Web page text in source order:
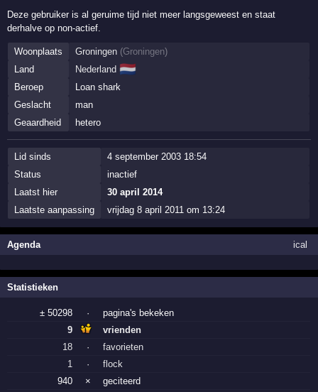
Deze gebruiker is al geruime tijd niet meer langsgeweest en staat
derhalve op non-actief.
Woonplaats Groningen (Groningen)
Land
Nederland 🇳🇱
Beroep
Loan shark
Geslacht
man
Geaardheid
hetero
Lid sinds
4 september 2003 18:54
Status
inactief
Laatst hier
30 april 2014
Laatste aanpassing
vrijdag 8 april 2011 om 13:24
Agenda ical
Statistieken
± 50298 ·
pagina's bekeken
9
vrienden
18
·
favorieten
1
·
flock
940
×
geciteerd